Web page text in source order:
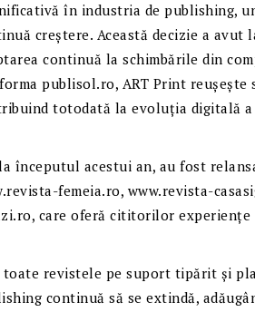
în industria de publishing,
creștere. Această decizie a
continuă la schimbările din
publisol.ro, ART Print
totodată la evoluția digitală
începutul acestui an, au fost
femeia.ro, www.revista-
care oferă cititorilor
revistele pe suport tipărit și
continuă să se extindă,